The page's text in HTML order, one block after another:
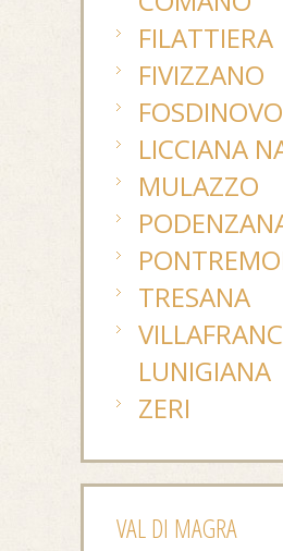
FILATTIERA
FIVIZZANO
FOSDINOVO
LICCIANA
MULAZZO
TRESANA
LUNIGIANA
ZERI
VAL DI MAGRA